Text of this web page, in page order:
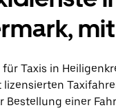
Taxis in
einer